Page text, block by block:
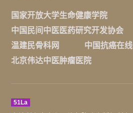
国家开放大学生命健康学院
中国民间中医医药研究开发协会
温建民骨科网
中国抗癌在线
北京伟达中医肿瘤医院
51La